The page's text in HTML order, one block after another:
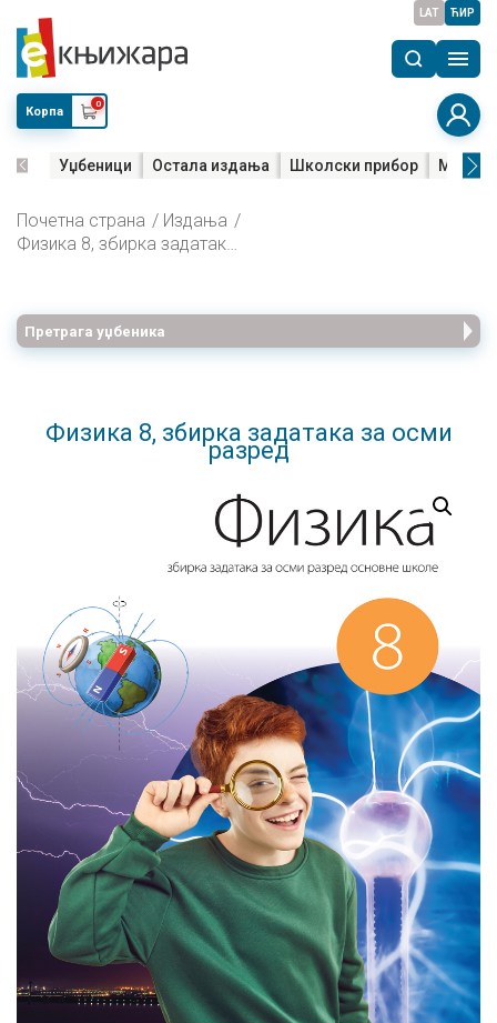
LAT ЋИР
Корпа
0
Уџбеници Остала издања Школски прибор Мала
Почетна страна
Издања
Физика 8, збирка задатака за осми разред
Претрага уџбеника
Физика 8, збирка задатака за осми
разред